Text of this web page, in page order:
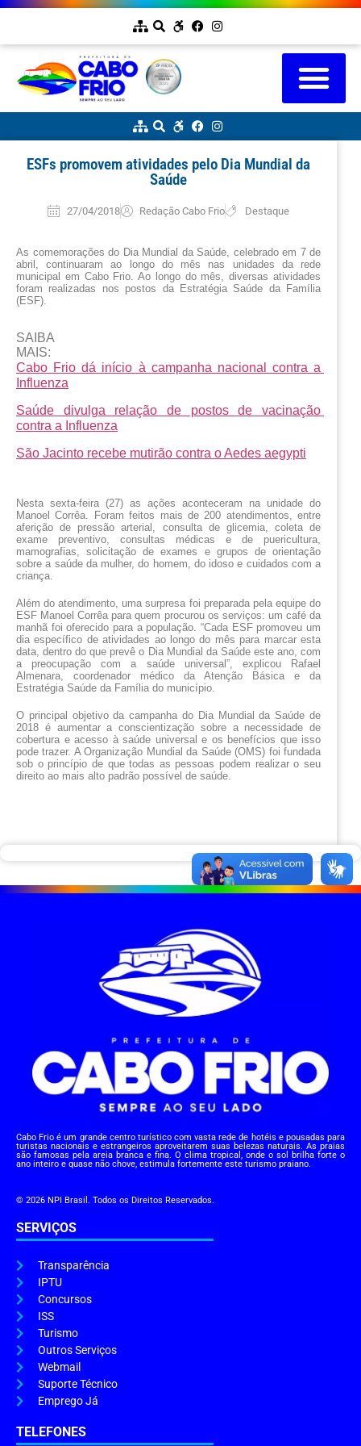
ESFs promovem atividades pelo Dia Mundial da
Saúde
27/04/2018 Redação Cabo Frio Destaque
As comemorações do Dia Mundial da Saúde, celebrado em 7 de
abril, continuaram ao longo do mês nas unidades da rede
municipal em Cabo Frio. Ao longo do mês, diversas atividades
foram realizadas nos postos da Estratégia Saúde da Família
(ESF).
SAIBA
MAIS:
Cabo Frio dá início à campanha nacional contra a
Influenza
Saúde divulga relação de postos de vacinação
contra a Influenza
São Jacinto recebe mutirão contra o Aedes aegypti
Nesta sexta-feira (27) as ações aconteceram na unidade do
Manoel Corrêa. Foram feitos mais de 200 atendimentos, entre
aferição de pressão arterial, consulta de glicemia, coleta de
exame preventivo, consultas médicas e de puericultura,
mamografias, solicitação de exames e grupos de orientação
sobre a saúde da mulher, do homem, do idoso e cuidados com a
criança.
Além do atendimento, uma surpresa foi preparada pela equipe do
ESF Manoel Corrêa para quem procurou os serviços: um café da
manhã foi oferecido para a população. “Cada ESF promoveu um
dia específico de atividades ao longo do mês para marcar esta
data, dentro do que prevê o Dia Mundial da Saúde este ano, com
a preocupação com a saúde universal”, explicou Rafael
Almenara, coordenador médico da Atenção Básica e da
Estratégia Saúde da Família do município.
O principal objetivo da campanha do Dia Mundial da Saúde de
2018 é aumentar a conscientização sobre a necessidade de
cobertura e acesso à saúde universal e os benefícios que isso
pode trazer. A Organização Mundial da Saúde (OMS) foi fundada
sob o princípio de que todas as pessoas podem realizar o seu
direito ao mais alto padrão possível de saúde.
Cabo Frio é um grande centro turístico com vasta rede de hotéis e pousadas para
turistas nacionais e estrangeiros aproveitarem suas belezas naturais. As praias
são famosas pela areia branca e fina. O clima tropical, onde o sol brilha forte o
ano inteiro e quase não chove, estimula fortemente este turismo praiano.
© 2026 NPI Brasil. Todos os Direitos Reservados.
SERVIÇOS
Transparência
IPTU
Concursos
ISS
Turismo
Outros Serviços
Webmail
Suporte Técnico
Emprego Já
TELEFONES